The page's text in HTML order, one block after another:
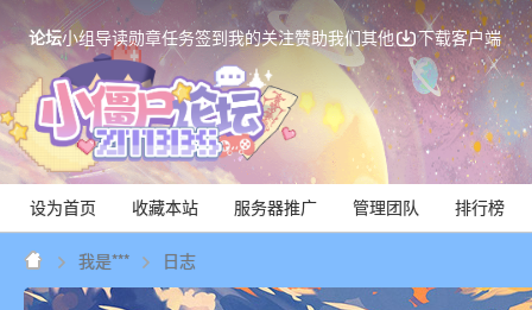
论坛小组导读勋章任务签到我的关注赞助我们其他 下载客户端
设为首页 收藏本站 服务器推广 管理团队 排行榜
我是*** 日志